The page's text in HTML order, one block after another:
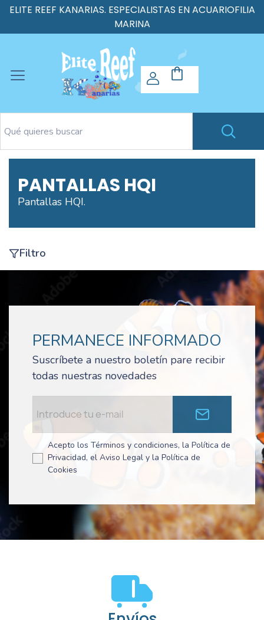
ELITE REEF KANARIAS. ESPECIALISTAS EN ACUARIOFILIA
MARINA
PANTALLAS HQI
Pantallas HQI.
Filtro
PERMANECE INFORMADO
Suscríbete a nuestro boletín pare recibir
todas nuestras novedades
Acepto los Términos y condiciones, la Política de
Privacidad, el Aviso Legal y la Política de
Cookies